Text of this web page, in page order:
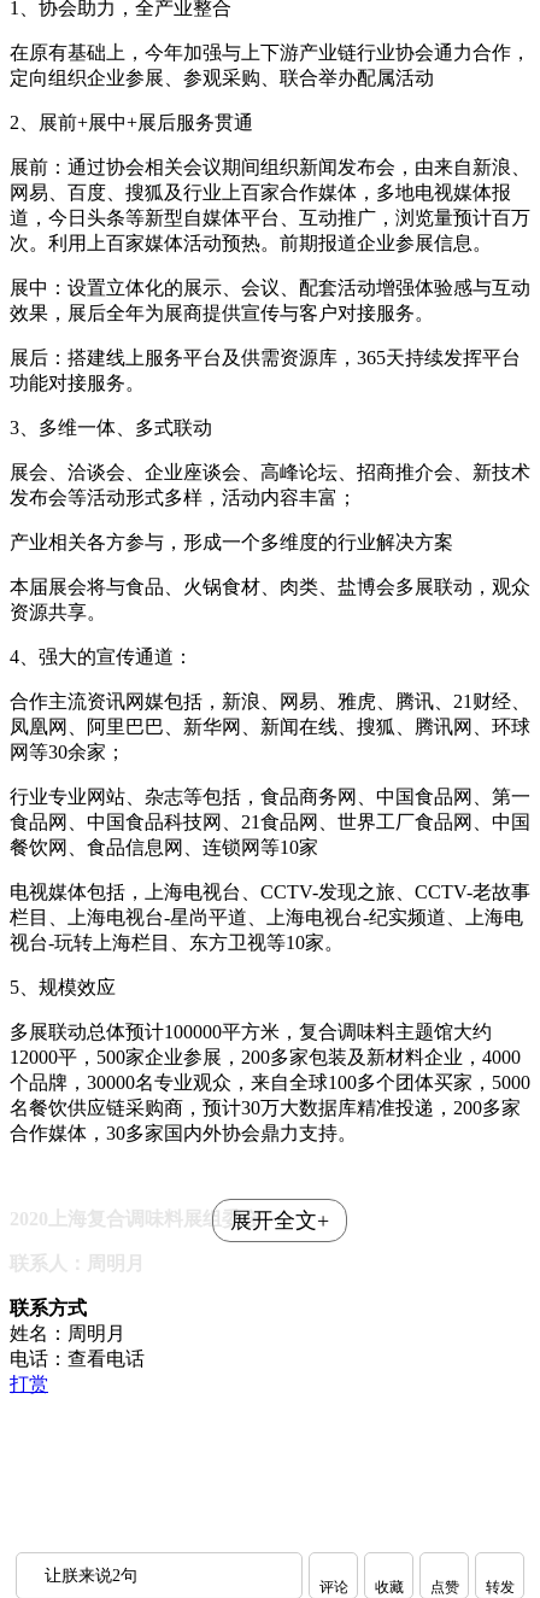
1、协会助力，全产业整合
在原有基础上，今年加强与上下游产业链行业协会通力合作，
定向组织企业参展、参观采购、联合举办配属活动
2、展前+展中+展后服务贯通
展前：通过协会相关会议期间组织新闻发布会，由来自新浪、
网易、百度、搜狐及行业上百家合作媒体，多地电视媒体报
道，今日头条等新型自媒体平台、互动推广，浏览量预计百万
次。利用上百家媒体活动预热。前期报道企业参展信息。
展中：设置立体化的展示、会议、配套活动增强体验感与互动
效果，展后全年为展商提供宣传与客户对接服务。
展后：搭建线上服务平台及供需资源库， 365天持续发挥平台
功能对接服务。
3、多维一体、多式联动
展会、洽谈会、企业座谈会、高峰论坛、招商推介会、新技术
发布会等活动形式多样，活动内容丰富；
产业相关各方参与，形成一个多维度的行业解决方案
本届展会将与食品、火锅食材、肉类、盐博会多展联动，观众
资源共享。
4、强大的宣传通道：
合作主流资讯网媒包括，新浪、网易、雅虎、腾讯、 21 财经、
凤凰网、阿里巴巴、新华网、新闻在线、搜狐、腾讯网、环球
网等30余家；
行业专业网站、杂志等包括，食品商务网、中国食品网、第一
食品网、中国食品科技网、 21食品网、世界工厂食品网、中国
餐饮网、食品信息网、连锁网等10家
电视媒体包括，上海电视台、 CCTV-发现之旅、 CCTV-老故事
栏目、上海电视台-星尚平道、上海电视台-纪实频道、上海电
视台-玩转上海栏目、东方卫视等10家。
5、规模效应
多展联动总体预计100000平方米，复合调味料主题馆大约
12000平， 500家企业参展， 200多家包装及新材料企业， 4000
个品牌， 30000名专业观众，来自全球100多个团体买家， 5000
名餐饮供应链采购商，预计30万大数据库精准投递， 200多家
合作媒体， 30多家国内外协会鼎力支持。
2020 上海复合调味料展组委会
联系人：周明月
展开全文+
联系方式
姓名：周明月
电话： 查看电话
打赏
让朕来说2句
评论 收藏 点赞 转发